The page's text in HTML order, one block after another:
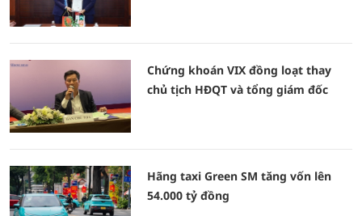
Chứng khoán VIX đồng loạt thay
chủ tịch HĐQT và tổng giám đốc
Hãng taxi Green SM tăng vốn lên
54.000 tỷ đồng